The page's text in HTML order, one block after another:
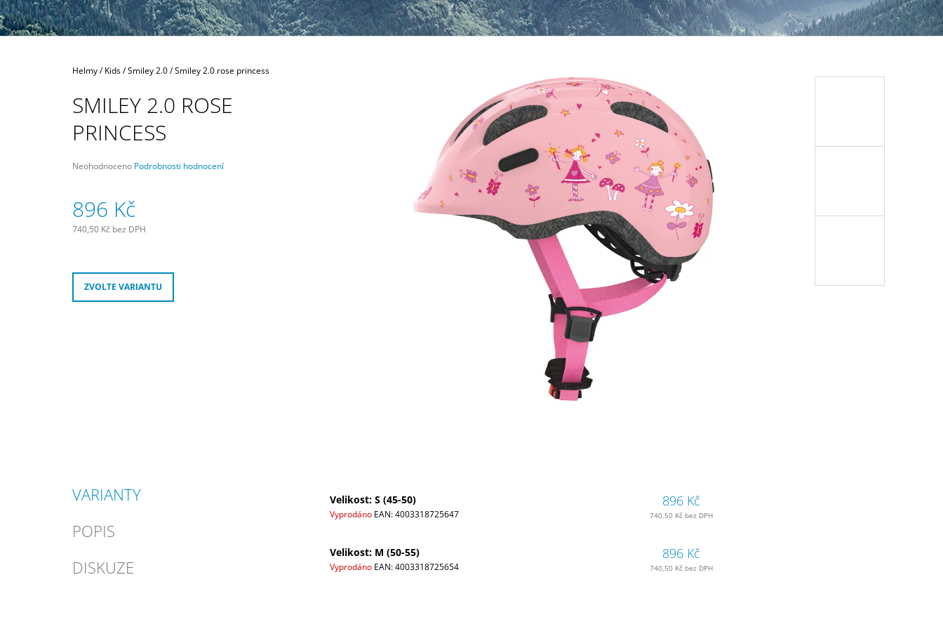
Domů
Helmy/ Kids/Smiley 2.0/Smiley 2.0 rose princess
SMILEY 2.0 ROSE
PRINCESS
Průměrné
je
0,0
z
Neohodnoceno Podrobnosti hodnocení
896 Kč
740,50 Kč bez DPH
ZVOLTE VARIANTU
VARIANTY
POPIS
DISKUZE
Velikost: S (45-50)
Vyprodáno EAN: 4003318725647
896 Kč
740,50 Kč bez DPH
Velikost: M (50-55)
Vyprodáno EAN: 4003318725654
896 Kč
740,50 Kč bez DPH
300 Kč